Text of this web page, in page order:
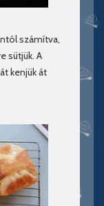
számítva,
sütjük. A
kenjük át